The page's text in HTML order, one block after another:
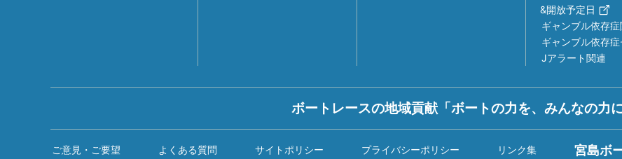
&開放予定日
ギャンブル依存症
ギャンブル依存
Jアラート関連
ボートレースの地域貢献「ボートの力を、みんなの力に
ご意見・ご要望 よくある質問 サイトポリシー プライバシーポリシー リンク集 宮島ボ